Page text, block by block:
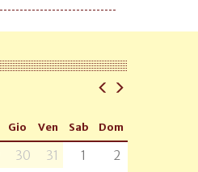
Gio Ven Sab Dom
30 31 1
2